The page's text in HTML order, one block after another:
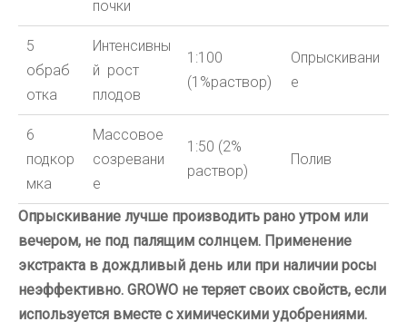
почки
5
обраб
отка
Интенсивны
й рост
плодов
1:100
(1%раствор)
Опрыскивани
е
6
подкор
мка
Массовое
созревани
е
1:50 (2%
раствор)
Полив
Опрыскивание лучше производить рано утром или
вечером, не под палящим солнцем. Применение
экстракта в дождливый день или при наличии росы
неэффективно. GROWO не теряет своих свойств, если
используется вместе с химическими удобрениями.